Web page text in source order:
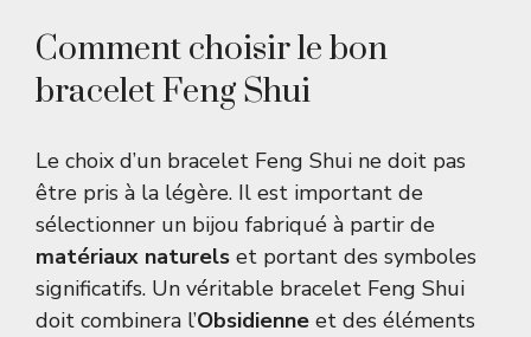
Comment choisir le bon
bracelet Feng Shui
Le choix d’un bracelet Feng Shui ne doit pas
être pris à la légère. Il est important de
sélectionner un bijou fabriqué à partir de
matériaux naturels et portant des symboles
significatifs. Un véritable bracelet Feng Shui
doit combinera l’Obsidienne et des éléments